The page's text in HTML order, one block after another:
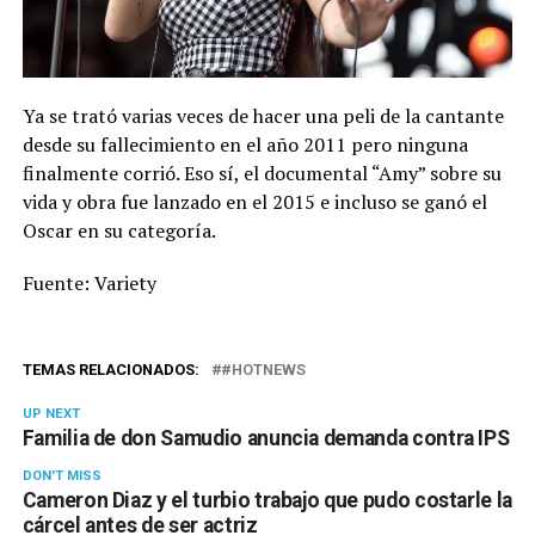
Ya se trató varias veces de hacer una peli de la cantante
desde su fallecimiento en el año 2011 pero ninguna
finalmente corrió. Eso sí, el documental “Amy” sobre su
vida y obra fue lanzado en el 2015 e incluso se ganó el
Oscar en su categoría.
Fuente: Variety
TEMAS RELACIONADOS: #HOTNEWS
UP NEXT
Familia de don Samudio anuncia demanda contra IPS
DON'T MISS
Cameron Diaz y el turbio trabajo que pudo costarle la
cárcel antes de ser actriz